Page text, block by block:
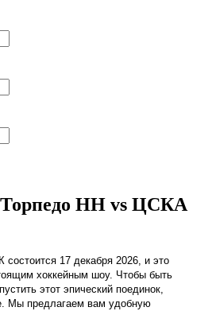
НН vs ЦСКА
17 декабря 2026, и это
хоккейным шоу. Чтобы быть
этот эпический поединок,
Мы предлагаем вам удобную